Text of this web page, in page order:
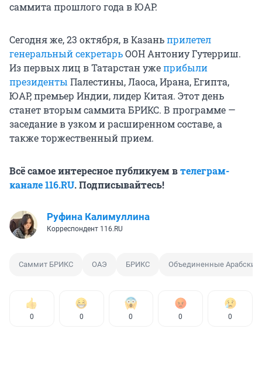
саммита прошлого года в ЮАР.
Сегодня же, 23 октября, в Казаньприлетел
генеральный секретарьООН Антониу Гутерриш.
Из первых лиц в Татарстан ужеприбыли
президенты Палестины, Лаоса, Ирана, Египта,
ЮАР, премьер Индии, лидер Китая. Этот день
станет вторым саммита БРИКС. В программе —
заседание в узком и расширенном составе, а
также торжественный прием.
Всё самое интересное публикуем втелеграм-
канале 116.RU. Подписывайтесь!
Руфина Калимуллина
Корреспондент 116.RU
Саммит БРИКС ОАЭ БРИКС Объединенные
0 0 0 0 0